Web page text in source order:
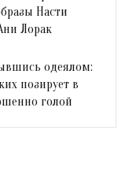
Насти
Лорак
одеялом:
позирует в
голой